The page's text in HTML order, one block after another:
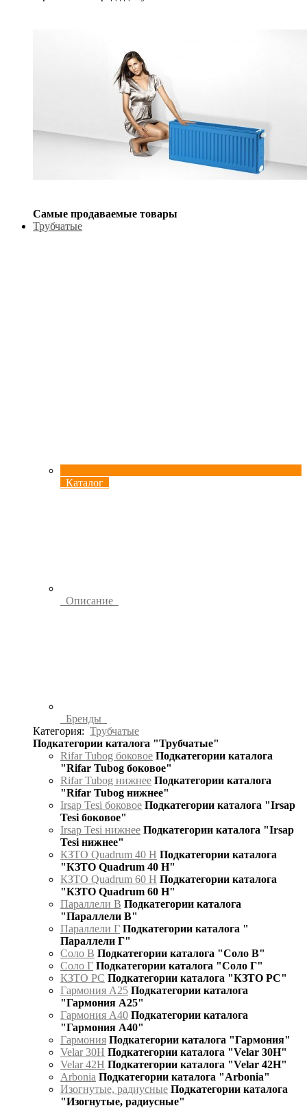
Самые продаваемые товары
Трубчатые
Каталог
Описание
Бренды
Категория: Трубчатые
Подкатегории каталога "Трубчатые"
Rifar Tubog боковое Подкатегории каталога
"Rifar Tubog боковое"
Rifar Tubog нижнее Подкатегории каталога
"Rifar Tubog нижнее"
Irsap Tesi боковое Подкатегории каталога "Irsap
Tesi боковое"
Irsap Tesi нижнее Подкатегории каталога "Irsap
Tesi нижнее"
КЗТО Quadrum 40 H Подкатегории каталога
"КЗТО Quadrum 40 H"
КЗТО Quadrum 60 H Подкатегории каталога
"КЗТО Quadrum 60 H"
Параллели В Подкатегории каталога
"Параллели В"
Параллели Г Подкатегории каталога "
Параллели Г"
Соло В Подкатегории каталога "Соло В"
Соло Г Подкатегории каталога "Соло Г"
КЗТО РС Подкатегории каталога "КЗТО РС"
Гармония А25 Подкатегории каталога
"Гармония А25"
Гармония А40 Подкатегории каталога
"Гармония А40"
Гармония Подкатегории каталога "Гармония"
Velar 30H Подкатегории каталога "Velar 30H"
Velar 42H Подкатегории каталога "Velar 42H"
Arbonia Подкатегории каталога "Arbonia"
Изогнутые, радиусные Подкатегории каталога
"Изогнутые, радиусные"